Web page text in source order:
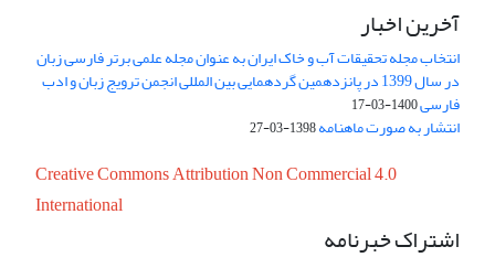
آخرین اخبار
انتخاب مجله تحقیقات آب و خاک ایران به عنوان مجله علمی برتر فارسی زبان
در سال 1399 در پانزدهمین گردهمایی بین المللی انجمن ترویج زبان و ادب
فارسی1400-03-17
انتشار به صورت ماهنامه1398-03-27
Creative Commons Attribution Non Commercial 4.0
International
اشتراک خبرنامه